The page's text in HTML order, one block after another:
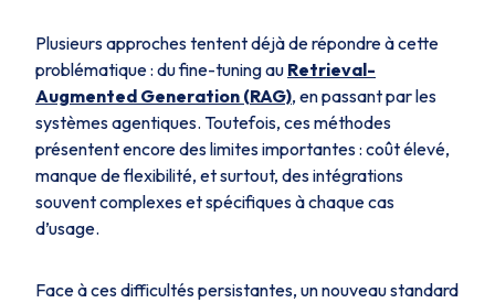
Plusieurs approches tentent déjà de répondre à cette
problématique : du fine-tuning au Retrieval-
Augmented Generation (RAG), en passant par les
systèmes agentiques. Toutefois, ces méthodes
présentent encore des limites importantes : coût élevé,
manque de flexibilité, et surtout, des intégrations
souvent complexes et spécifiques à chaque cas
d’usage.
Face à ces difficultés persistantes, un nouveau standard